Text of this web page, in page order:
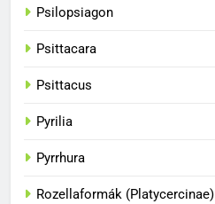
Psilopsiagon
Psittacara
Psittacus
Pyrilia
Pyrrhura
Rozellaformák (Platycercinae)
36